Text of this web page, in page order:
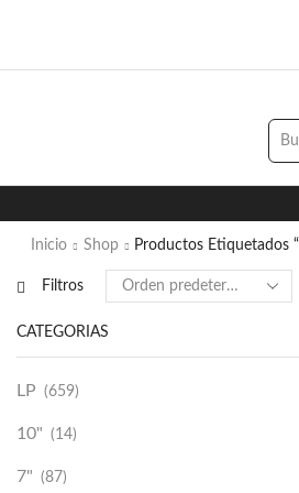
Inicio Shop Productos Etiquetados
Filtros
CATEGORÍAS
LP (659)
10" (14)
7" (87)